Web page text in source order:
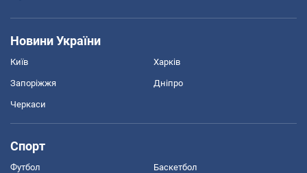
Новини України
Київ Харків
Запоріжжя Дніпро
Черкаси
Спорт
Футбол Баскетбол